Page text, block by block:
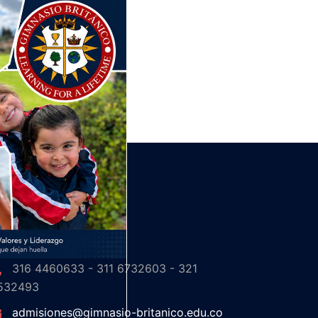
Chía, Cundinamarca
316 4460633 - 311 6732603 - 321
admisiones@gimnasio-britanico.edu.co